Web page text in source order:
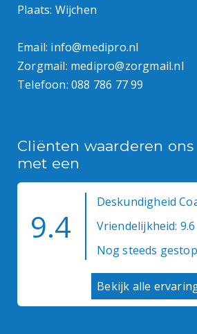
Plaats: Wijchen
Email: info@medipro.nl
Zorgmail: medipro@zorgmail.nl
Telefoon: 088 786 77 99
Cliënten waarderen
met een
9.4
Deskundigheid
Vriendelijkheid: 9.6
Nog steeds
Bekijk alle